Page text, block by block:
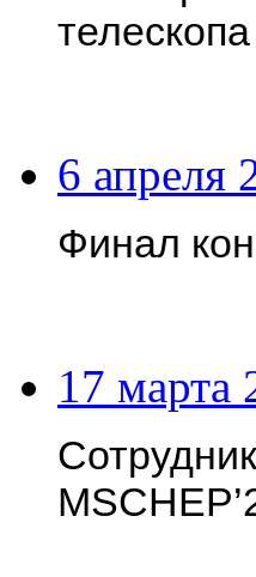
телескопа
6 апреля
Финал
17 марта